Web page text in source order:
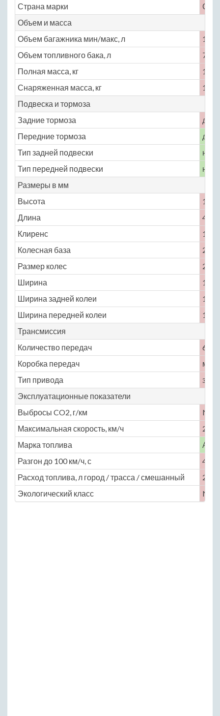
Страна марки
Объем и масса
Объем багажника мин/макс, л
195
Объем топливного бака, л
72
Полная масса, кг
1725
Снаряженная масса, кг
1580
Подвеска и тормоза
Задние тормоза
Передние тормоза
Тип задней подвески
Тип передней подвески
Размеры в мм
Высота
1120
Длина
4448
Клиренс
125
Колесная база
2445
Размер колес
275
Ширина
1925
Ширина задней колеи
1545
Ширина передней колеи
1525
Трансмиссия
Количество передач
6
Коробка передач
Тип привода
Эксплуатационные показатели
Выбросы CO2, г/км
No
Максимальная скорость, км/ч
290
Марка топлива
АИ-
Разгон до 100 км/ч, с
4.5
Расход топлива, л город / трасса / смешанный
21.4
Экологический класс
No